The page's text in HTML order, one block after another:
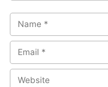
Name
Email
Website